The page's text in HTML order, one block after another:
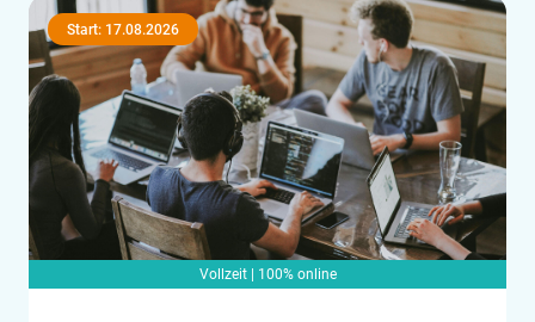
Start: 17.08.2026
Vollzeit | 100% online